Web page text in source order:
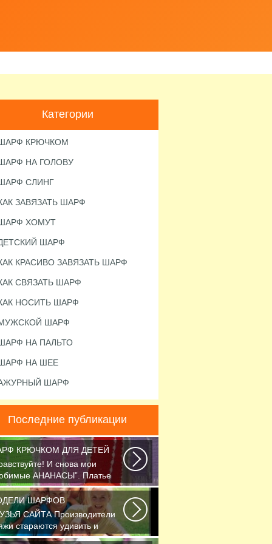
Категории
КРЮЧКОМ
НА ГОЛОВУ
СЛИНГ
ЗАВЯЗАТЬ ШАРФ
ХОМУТ
ШАРФ
КРАСИВО ЗАВЯЗАТЬ ШАРФ
СВЯЗАТЬ ШАРФ
НОСИТЬ ШАРФ
ШАРФ
НА ПАЛЬТО
НА ШЕЕ
ШАРФ
Последние публикации
КРЮЧКОМ ДЛЯ ДЕТЕЙ
И снова мои
АНАНАСЫ”. Платье
крючком 1.75...
ШАРФОВ
САЙТА Производители
стараются удивить и
труд вязальщицам...